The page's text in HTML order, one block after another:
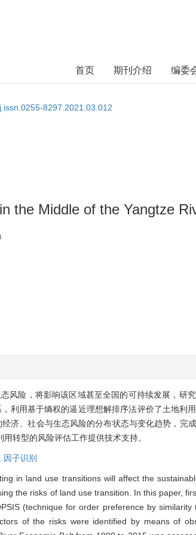
首页 期刊介绍 编委
8297.2021.03.012
the Middle of the Yangtze
风险，将影响该区域甚至全国的可持续发展，研
利用基于熵权的逼近理想解排序法评价了土地利
、社会与生态风险的分布状态与变化趋势，完
因子识别
in land use transitions will affect the
the risks of land use transition. In this paper,